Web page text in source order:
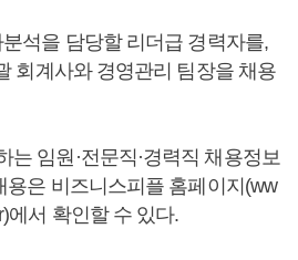
석을 담당할 리더급 경력자를,
회계사와 경영관리 팀장을 채용
는 임원·전문직·경력직 채용정보
용은 비즈니스피플 홈페이지(ww
에서 확인할 수 있다.